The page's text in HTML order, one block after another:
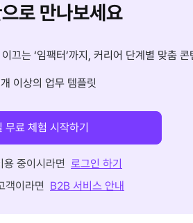
로 만나보세요
끄는 ‘임팩터’까지, 커리어 단계별 맞춤 콘
이상의 업무 템플릿
무료 체험 시작하기
용 중이시라면 로그인 하기
객이라면 B2B 서비스 안내